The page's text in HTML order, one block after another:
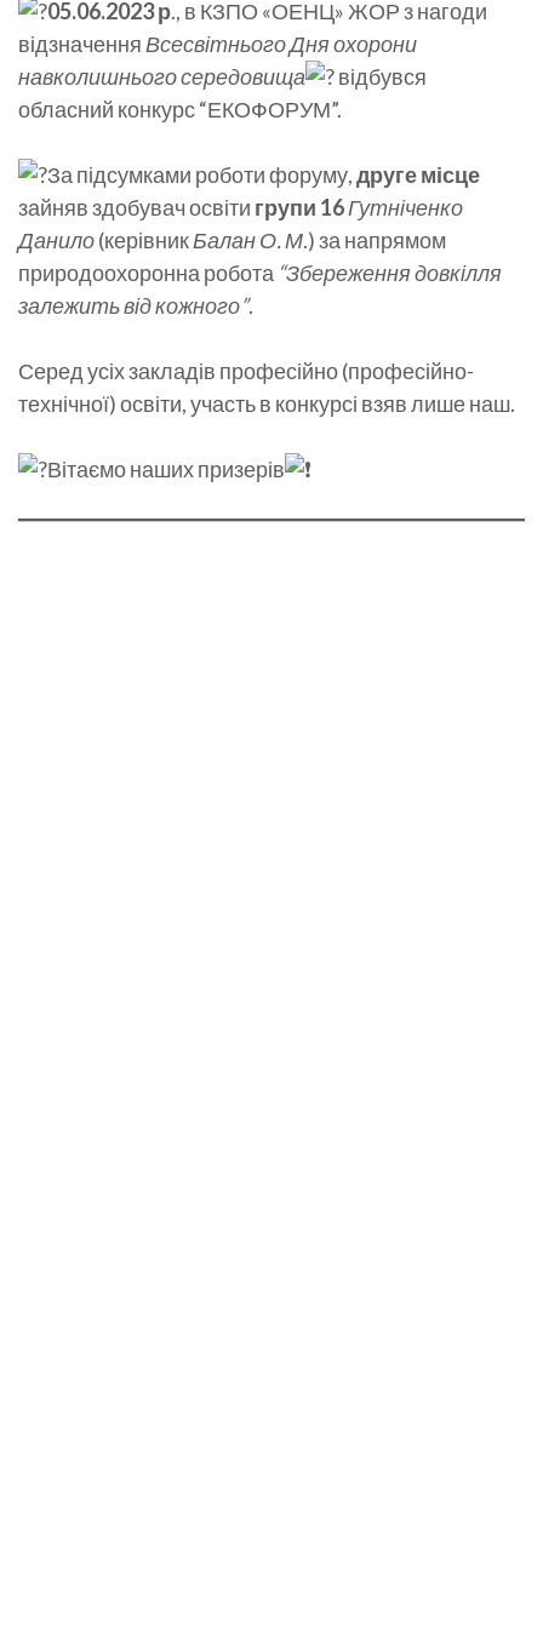
05.06.2023 р., в КЗПО «ОЕНЦ» ЖОР з нагоди
відзначенняВсесвітнього Дня охорони
навколишнього середовища
відбувся
обласний конкурс “ЕКОФОРУМ”.
За підсумками роботи форуму,друге місце
зайняв здобувач освіти групи 16Гутніченко
Данило(керівникБалан О. М.) за напрямом
природоохоронна робота “Збереження довкілля
залежить від кожного”.
Серед усіх закладів професійно (професійно-
технічної) освіти, участь в конкурсі взяв лише наш.
Вітаємо наших призерів